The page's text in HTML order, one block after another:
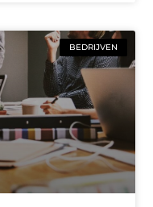
BEDRIJVEN